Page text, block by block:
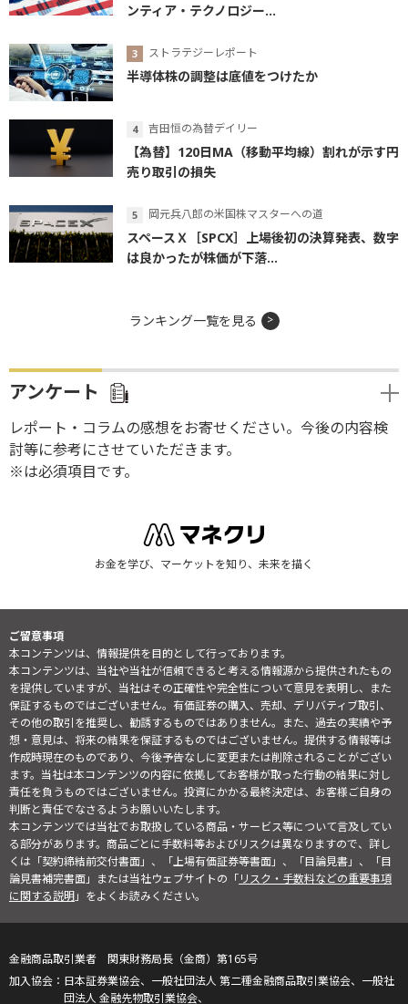
ンティア・テクノロジー...
ストラテジーレポート
半導体株の調整は底値をつけたか
吉田恒の為替デイリー
【為替】120日MA（移動平均線）割れが示す円
売り取引の損失
岡元兵八郎の米国株マスターへの道
スペースＸ［SPCX］上場後初の決算発表、数字
は良かったが株価が下落...
ランキング一覧を見る
アンケート
レポート・コラムの感想をお寄せください。今後の内容検
討等に参考にさせていただきます。
※は必須項目です。
お金を学び、マーケットを知り、未来を描く
ご留意事項
本コンテンツは、情報提供を目的として行っております。
本コンテンツは、当社や当社が信頼できると考える情報源から提供されたもの
を提供していますが、当社はその正確性や完全性について意見を表明し、また
保証するものではございません。有価証券の購入、売却、デリバティブ取引、
その他の取引を推奨し、勧誘するものではありません。また、過去の実績や予
想・意見は、将来の結果を保証するものではございません。提供する情報等は
作成時現在のものであり、今後予告なしに変更または削除されることがござい
ます。当社は本コンテンツの内容に依拠してお客様が取った行動の結果に対し
責任を負うものではございません。投資にかかる最終決定は、お客様ご自身の
判断と責任でなさるようお願いいたします。
本コンテンツでは当社でお取扱している商品・サービス等について言及してい
る部分があります。商品ごとに手数料等およびリスクは異なりますので、詳し
くは「契約締結前交付書面」、「上場有価証券等書面」、「目論見書」、「目
論見書補完書面」または当社ウェブサイトの「リスク・手数料などの重要事項
に関する説明」をよくお読みください。
金融商品取引業者 関東財務局長（金商）第165号
日本証券業協会、一般社団法人 第二種金融商品取引業協会、一般社
団法人 金融先物取引業協会、